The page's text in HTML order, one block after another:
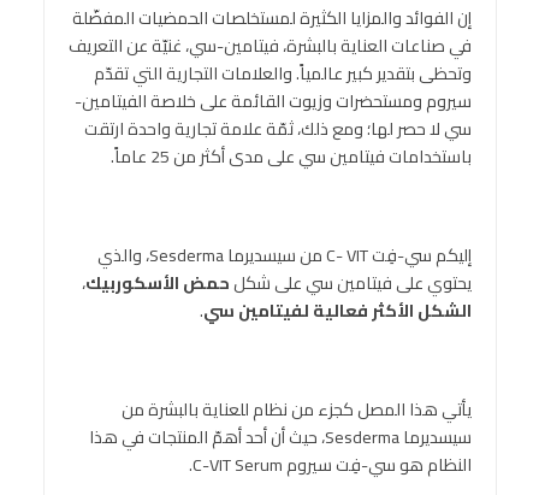
إن الفوائد والمزايا الكثيرة لمستخلصات الحمضيات المفضّلة
في صناعات العناية بالبشرة، فيتامين-سي، غنيّة عن التعريف
وتحظى بتقدير كبير عالمياً. والعلامات التجارية التي تقدّم
سيروم ومستحضرات وزيوت القائمة على خلاصة الفيتامين-
سي لا حصر لها؛ ومع ذلك، ثمّة علامة تجارية واحدة ارتقت
باستخدامات فيتامين سي على مدى أكثر من 25 عاماً.
إليكم سي-فِت C- VIT من سيسديرما Sesderma، والذي
يحتوي على فيتامين سي على شكلحمض الأسكوربيك،
الشكل الأكثر فعالية لفيتامين سي.
يأتي هذا المصل كجزء من نظام للعناية بالبشرة من
سيسديرما Sesderma، حيث أن أحد أهمّ المنتجات في هذا
النظام هو سي-فِت سيروم C-VIT Serum.